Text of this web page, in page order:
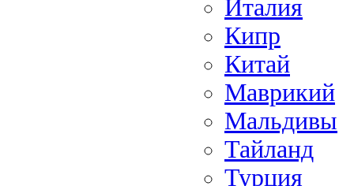
Италия
Кипр
Китай
Маврикий
Мальдивы
Тайланд
Турция